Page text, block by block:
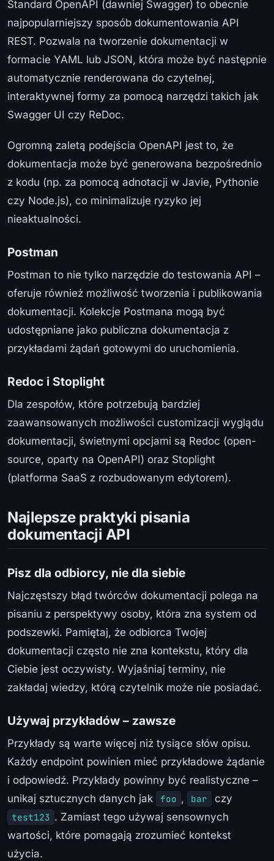
Standard OpenAPI (dawniej Swagger) to obecnie
najpopularniejszy sposób dokumentowania API
REST. Pozwala na tworzenie dokumentacji w
formacie YAML lub JSON, która może być następnie
automatycznie renderowana do czytelnej,
interaktywnej formy za pomocą narzędzi takich jak
Swagger UI czy ReDoc.
Ogromną zaletą podejścia OpenAPI jest to, że
dokumentacja może być generowana bezpośrednio
z kodu (np. za pomocą adnotacji w Javie, Pythonie
czy Node.js), co minimalizuje ryzyko jej
nieaktualności.
Postman
Postman to nie tylko narzędzie do testowania API –
oferuje również możliwość tworzenia i publikowania
dokumentacji. Kolekcje Postmana mogą być
udostępniane jako publiczna dokumentacja z
przykładami żądań gotowymi do uruchomienia.
Redoc i Stoplight
Dla zespołów, które potrzebują bardziej
zaawansowanych możliwości customizacji wyglądu
dokumentacji, świetnymi opcjami są Redoc (open-
source, oparty na OpenAPI) oraz Stoplight
(platforma SaaS z rozbudowanym edytorem).
Najlepsze praktyki pisania
dokumentacji API
Pisz dla odbiorcy, nie dla siebie
Najczęstszy błąd twórców dokumentacji polega na
pisaniu z perspektywy osoby, która zna system od
podszewki. Pamiętaj, że odbiorca Twojej
dokumentacji często nie zna kontekstu, który dla
Ciebie jest oczywisty. Wyjaśniaj terminy, nie
zakładaj wiedzy, którą czytelnik może nie posiadać.
Używaj przykładów – zawsze
Przykłady są warte więcej niż tysiące słów opisu.
Każdy endpoint powinien mieć przykładowe żądanie
i odpowiedź. Przykłady powinny być realistyczne –
unikaj sztucznych danych jak
foo , bar czy
test123 . Zamiast tego używaj sensownych
wartości, które pomagają zrozumieć kontekst
użycia.